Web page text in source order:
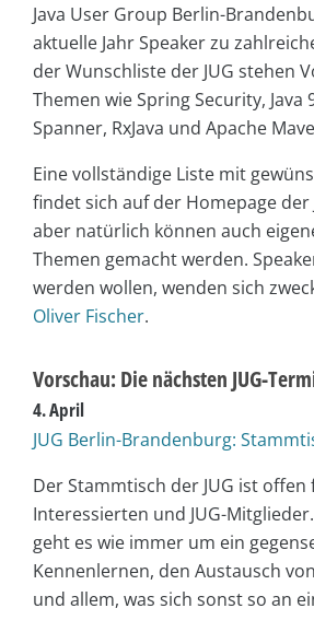
Java User Group Berlin-
aktuelle Jahr Speaker zu
der Wunschliste der JUG stehen
Themen wie Spring Security, Java
Spanner, RxJava und Apache
Eine vollständige Liste mit
findet sich auf der Homepage der
aber natürlich können auch
Themen gemacht werden.
werden wollen, wenden sich
Oliver Fischer.
Vorschau: Die nächsten JUG-
4. April
JUG Berlin-Brandenburg:
Der Stammtisch der JUG ist offen
Interessierten und JUG-
geht es wie immer um ein
Kennenlernen, den Austausch
und allem, was sich sonst so an